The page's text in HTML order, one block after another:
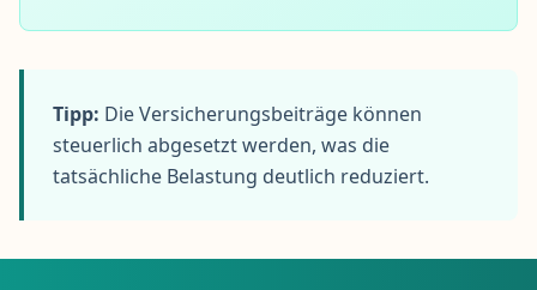
Tipp: Die Versicherungsbeiträge können
steuerlich abgesetzt werden, was die
tatsächliche Belastung deutlich reduziert.